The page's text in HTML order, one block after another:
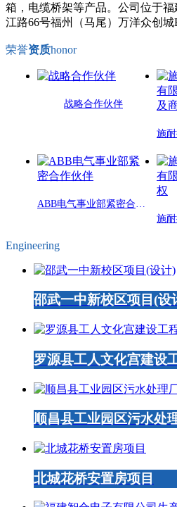
箱，电缆桥架等产品。公司位于
江路66号福州（马尾）万洋众创城
荣誉资质honor
战略合作伙伴
Engineering
邵武一中新校区项目(设
罗源县工人文化宫建设
顺昌县工业园区污水处
北城花桥安置房项目